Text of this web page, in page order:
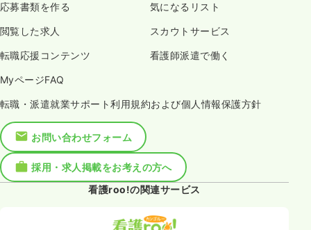
応募書類を作る 気になるリスト
閲覧した求人 スカウトサービス
転職応援コンテンツ 看護師派遣で働く
MyページFAQ
転職・派遣就業サポート利用規約および個人情報保護方針
お問い合わせフォーム
採用・求人掲載をお考えの方へ
看護roo!の関連サービス